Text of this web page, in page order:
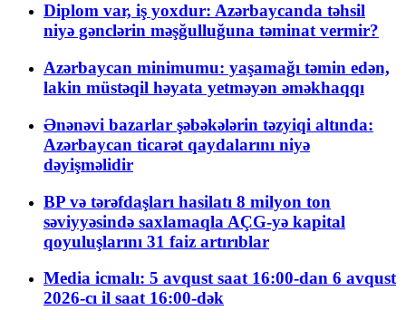
Diplom var, iş yoxdur: Azərbaycanda təhsil
niyə gənclərin məşğulluğuna təminat vermir?
Azərbaycan minimumu: yaşamağı təmin edən,
lakin müstəqil həyata yetməyən əməkhaqqı
Ənənəvi bazarlar şəbəkələrin təzyiqi altında:
Azərbaycan ticarət qaydalarını niyə
dəyişməlidir
BP və tərəfdaşları hasilatı 8 milyon ton
səviyyəsində saxlamaqla AÇG-yə kapital
qoyuluşlarını 31 faiz artırıblar
Media icmalı: 5 avqust saat 16:00-dan 6 avqust
2026-cı il saat 16:00-dək